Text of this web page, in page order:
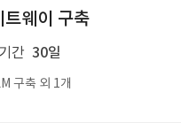
웨이 구축
간 30일
구축 외 1개